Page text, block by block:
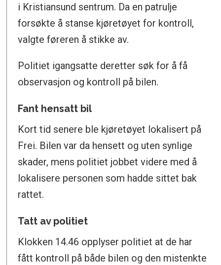
i Kristiansund sentrum. Da en patrulje
forsøkte å stanse kjøretøyet for kontroll,
valgte føreren å stikke av.
Politiet igangsatte deretter søk for å få
observasjon og kontroll på bilen.
Fant hensatt bil
Kort tid senere ble kjøretøyet lokalisert på
Frei. Bilen var da hensett og uten synlige
skader, mens politiet jobbet videre med å
lokalisere personen som hadde sittet bak
rattet.
Tatt av politiet
Klokken 14.46 opplyser politiet at de har
fått kontroll på både bilen og den mistenkte